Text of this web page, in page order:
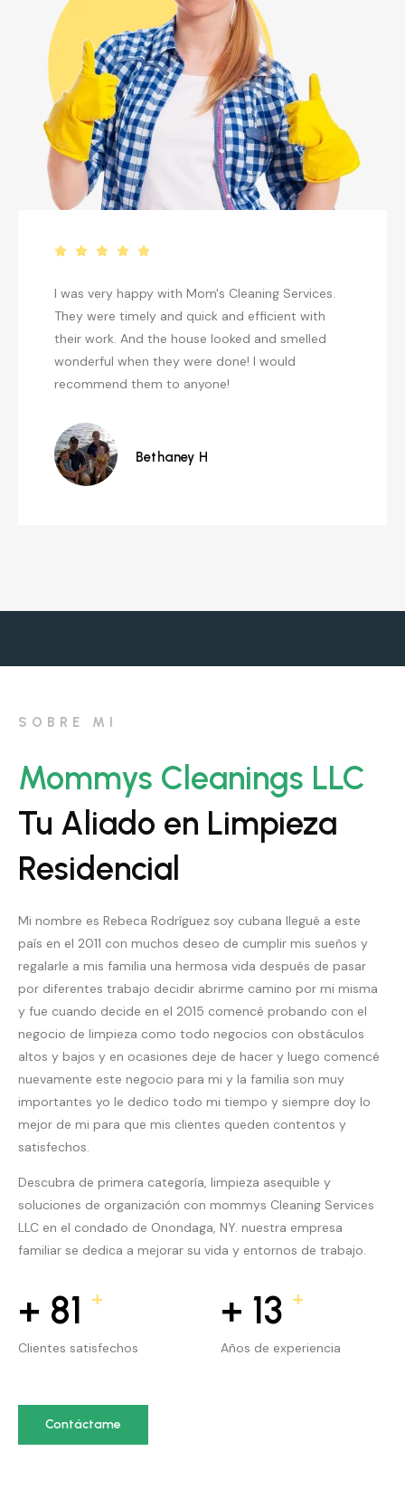
Rebeca did an excellent job cleaning my parents
house to get it ready to sell. She was on time,
price was fair for the tough job she had to
complete. Did everything I requested. I would
highly recommend her for any cleaning job you
SOBRE MI
Mommys Cleanings LLC
Tu Aliado en Limpieza
Residencial
Mi nombre es Rebeca Rodríguez soy cubana llegué a este
país en el 2011 con muchos deseo de cumplir mis sueños y
regalarle a mis familia una hermosa vida después de pasar
por diferentes trabajo decidir abrirme camino por mi misma
y fue cuando decide en el 2015 comencé probando con el
negocio de limpieza como todo negocios con obstáculos
altos y bajos y en ocasiones deje de hacer y luego comencé
nuevamente este negocio para mi y la familia son muy
importantes yo le dedico todo mi tiempo y siempre doy lo
mejor de mi para que mis clientes queden contentos y
satisfechos.
Descubra de primera categoría, limpieza asequible y
soluciones de organización con mommys Cleaning Services
LLC en el condado de Onondaga, NY. nuestra empresa
familiar se dedica a mejorar su vida y entornos de trabajo.
+ 83 +
Clientes satisfechos
+ 14 +
Años de experiencia
Contáctame